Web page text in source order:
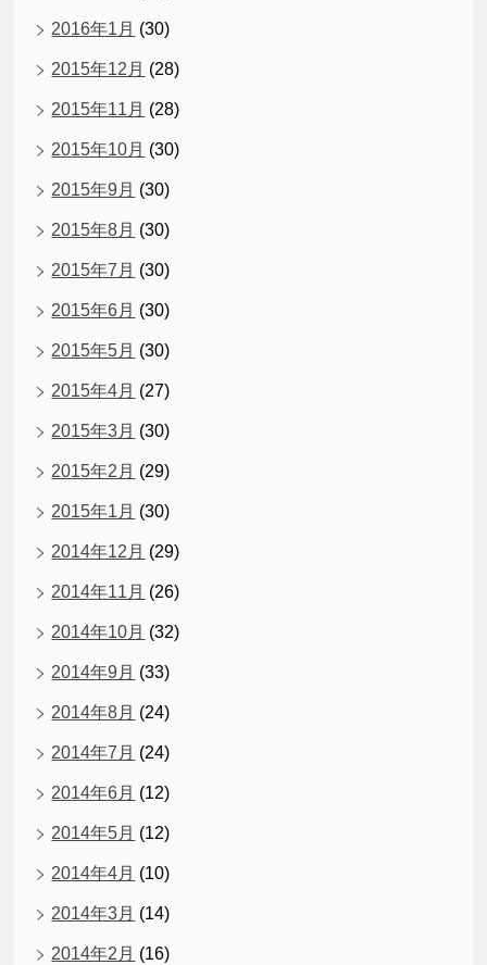
2016年1月 (30)
2015年12月 (28)
2015年11月 (28)
2015年10月 (30)
2015年9月 (30)
2015年8月 (30)
2015年7月 (30)
2015年6月 (30)
2015年5月 (30)
2015年4月 (27)
2015年3月 (30)
2015年2月 (29)
2015年1月 (30)
2014年12月 (29)
2014年11月 (26)
2014年10月 (32)
2014年9月 (33)
2014年8月 (24)
2014年7月 (24)
2014年6月 (12)
2014年5月 (12)
2014年4月 (10)
2014年3月 (14)
2014年2月 (16)